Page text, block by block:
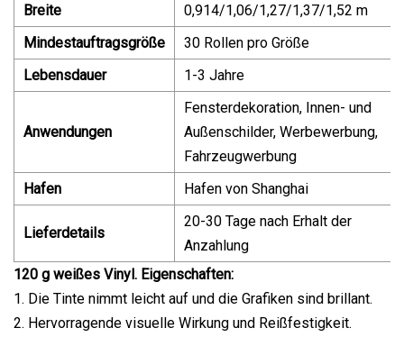
Breite
0,914/1,06/1,27/1,37/1,52 m
Mindestauftragsgröße
30 Rollen pro Größe
Lebensdauer
1-3 Jahre
Anwendungen
Fensterdekoration, Innen- und
Außenschilder, Werbewerbung,
Fahrzeugwerbung
Hafen
Hafen von Shanghai
Lieferdetails
20-30 Tage nach Erhalt der
Anzahlung
120 g weißes Vinyl. Eigenschaften:
1. Die Tinte nimmt leicht auf und die Grafiken sind brillant.
2. Hervorragende visuelle Wirkung und Reißfestigkeit.